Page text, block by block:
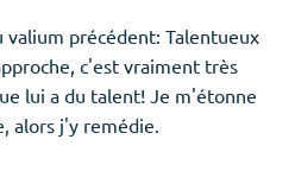
valium précédent: Talentueux
c'est vraiment très
lui a du talent! Je m'étonne
alors j'y remédie.